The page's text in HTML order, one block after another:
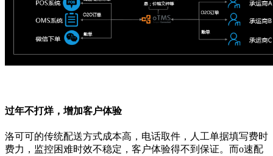
过年不打烊，增加客户体验
洛可可的传统配送方式成本高，电话取件，人工单据填写费时
费力，监控困难时效不稳定，客户体验得不到保证。而o速配